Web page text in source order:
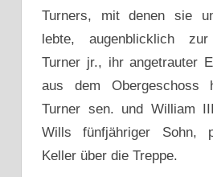
Turners, mit denen sie
lebte, augenblicklich
Turner jr., ihr angetrauter
aus dem Obergeschoss
Turner sen. und William
Wills fünfjähriger Sohn,
Keller über die Treppe.